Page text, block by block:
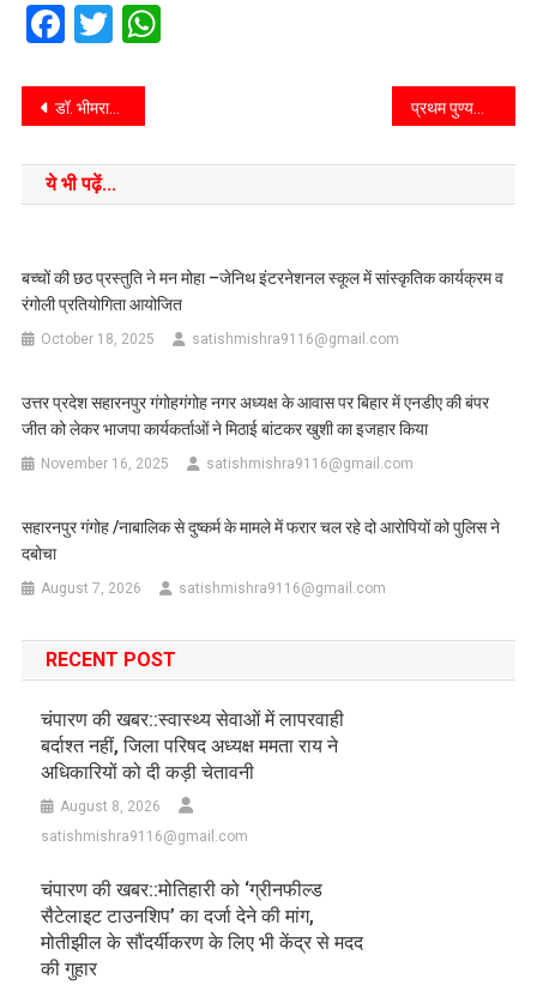
Facebook
TwitterWhatsApp
डॉ. भीमराव अंबेडकर आवासीय विद्यालय पोखरैरा में भव्य वार्षिकोत्सव का आयोजन प्रथम पुण्यतिथि पर याद किए गए अधिवक्ता स्व कमलेश प्रसाद सिंह। श्रद्धांजलि अर्पित कर किया नमन।
ये भी पढ़ें...
बच्चों की छठ प्रस्तुति ने मन मोहा –जेनिथ इंटरनेशनल स्कूल में सांस्कृतिक कार्यक्रम व
रंगोली प्रतियोगिता आयोजित
October 18, 2025 satishmishra9116@gmail.com
उत्तर प्रदेश सहारनपुर गंगोहगंगोह नगर अध्यक्ष के आवास पर बिहार में एनडीए की बंपर
जीत को लेकर भाजपा कार्यकर्ताओं ने मिठाई बांटकर खुशी का इजहार किया
November 16, 2025 satishmishra9116@gmail.com
सहारनपुर गंगोह /नाबालिक से दुष्कर्म के मामले में फरार चल रहे दो आरोपियों को पुलिस ने
दबोचा
August 7, 2026 satishmishra9116@gmail.com
RECENT POST
चंपारण की खबर::स्वास्थ्य सेवाओं में लापरवाही
बर्दाश्त नहीं, जिला परिषद अध्यक्ष ममता राय ने
अधिकारियों को दी कड़ी चेतावनी
August 8, 2026
satishmishra9116@gmail.com
चंपारण की खबर::मोतिहारी को ‘ग्रीनफील्ड
सैटेलाइट टाउनशिप’ का दर्जा देने की मांग,
मोतीझील के सौंदर्यीकरण के लिए भी केंद्र से मदद
की गुहार